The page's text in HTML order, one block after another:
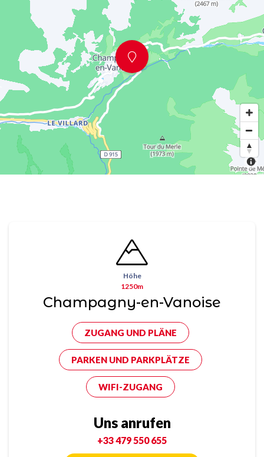
Höhe
1250m
Champagny-en-Vanoise
ZUGANG UND PLÄNE
PARKEN UND PARKPLÄTZE
WIFI-ZUGANG
Uns anrufen
+33 479 550 655